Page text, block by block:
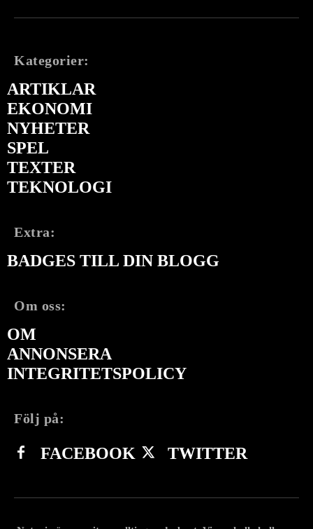
Kategorier:
ARTIKLAR
EKONOMI
NYHETER
SPEL
TEXTER
TEKNOLOGI
Extra:
BADGES TILL DIN BLOGG
Om oss:
OM
ANNONSERA
INTEGRITETSPOLICY
Följ på:
FACEBOOK TWITTER